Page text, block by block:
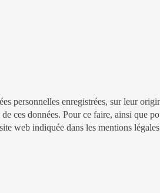
personnelles enregistrées, sur leur
ces données. Pour ce faire, ainsi que
web indiquée dans les mentions